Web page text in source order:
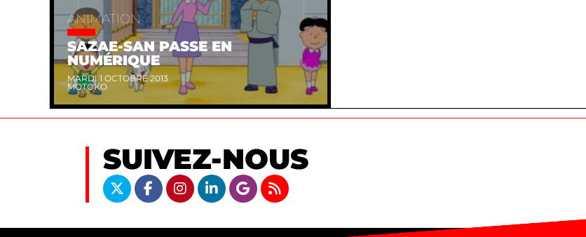
ANIMATION
SAZAE-SAN PASSE EN
NUMÉRIQUE
MARDI 1 OCTOBRE 2013
MOTOKO
SUIVEZ-NOUS